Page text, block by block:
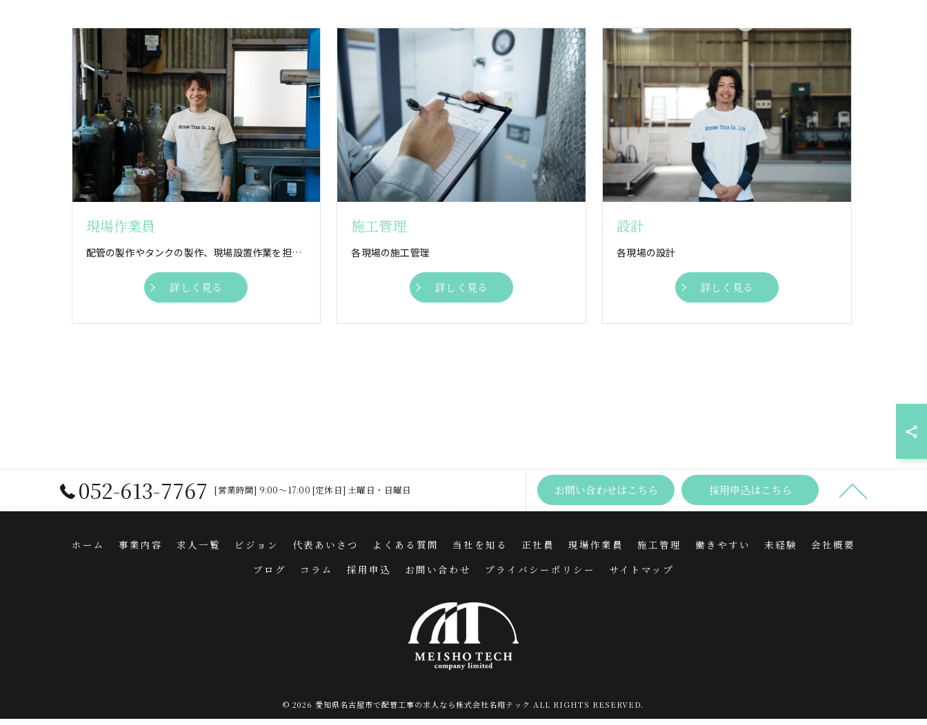
現場作業員
配管の製作やタンクの製作、現場設置作業を担う「現場作業員」募集中！ 気さくな仲間とともに自分らしく働きませんか？
詳しく見る
施工管理
各現場の施工管理
詳しく見る
設計
各現場の設計
詳しく見る
052-613-7767 [営業時間] 9:00～17:00 [定休日] 土曜日・日曜日 お問い合わせはこちら 採用申込はこちら
ホーム 事業内容 求人一覧 ビジョン 代表あいさつ よくある質問 当社を知る 正社員 現場作業員 施工管理 働きやすい 未経験
会社概要
ブログ
コラム 採用申込 お問い合わせ プライバシーポリシー サイトマップ
© 2026 愛知県名古屋市で配管工事の求人なら株式会社名翔テック ALL RIGHTS RESERVED.